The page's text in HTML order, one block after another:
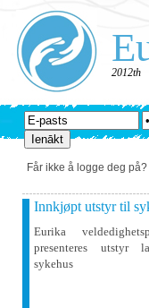
2012th
Får ikke å logge deg på?
Innkjøpt utstyr til
Eurika
presenteres utstyr
sykehus